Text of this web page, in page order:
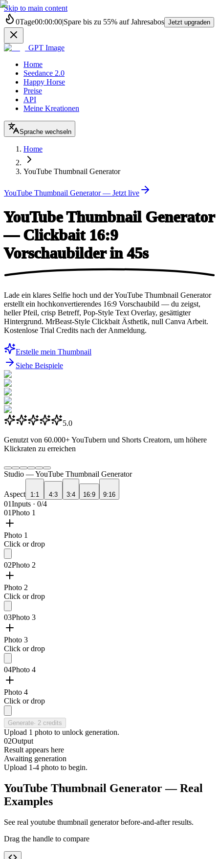
Skip to main content
0Tage00:00:00|Spare bis zu 55% auf Jahresabos Jetzt upgraden
GPT Image
Home
Seedance 2.0
Happy Horse
Preise
API
Meine Kreationen
Sprache wechseln
Home
YouTube Thumbnail Generator
YouTube Thumbnail Generator — Jetzt live
YouTube Thumbnail Generator
— Clickbait 16:9
Vorschaubilder in 45s
Lade ein klares Selfie hoch und der YouTube Thumbnail Generator
erstellt ein hochkonvertierendes 16:9 Vorschaubild — du zeigst,
heller Pfeil, crisp Betreff, Pop-Style Text Overlay, gesättigter
Hintergrund. MrBeast-Style Clickbait Ästhetik, null Canva Arbeit.
Kostenlose Trial Credits nach der Anmeldung.
Erstelle mein Thumbnail
Siehe Beispiele
5.0
Genutzt von 60.000+YouTubern und Shorts Creatorn, um höhere
Klickraten zu erreichen
Studio —YouTube Thumbnail Generator
Aspect 1:1 4:3 3:4 16:9 9:16
01Inputs · 0/4
01Photo 1
Photo 1
Click or drop
02Photo 2
Photo 2
Click or drop
03Photo 3
Photo 3
Click or drop
04Photo 4
Photo 4
Click or drop
Generate· 2 credits
Upload 1 photo to unlock generation.
02Output
Result appears here
Awaiting generation
Upload 1-4 photo to begin.
YouTube Thumbnail Generator — Real
Examples
See real youtube thumbnail generator before-and-after results.
Drag the handle to compare